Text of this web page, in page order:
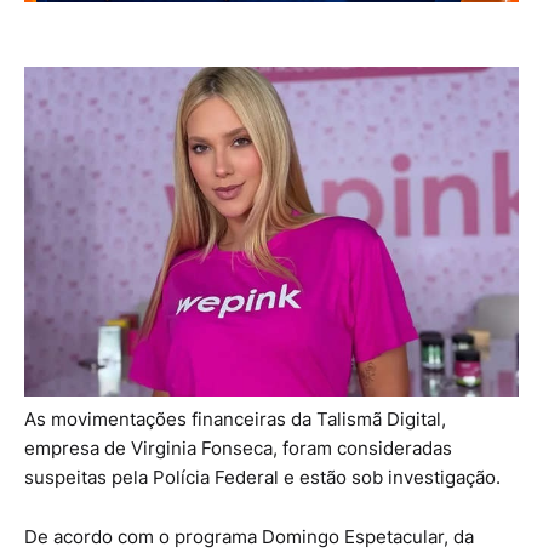
As movimentações financeiras da Talismã Digital,
empresa de Virginia Fonseca, foram consideradas
suspeitas pela Polícia Federal e estão sob investigação.
De acordo com o programa Domingo Espetacular, da